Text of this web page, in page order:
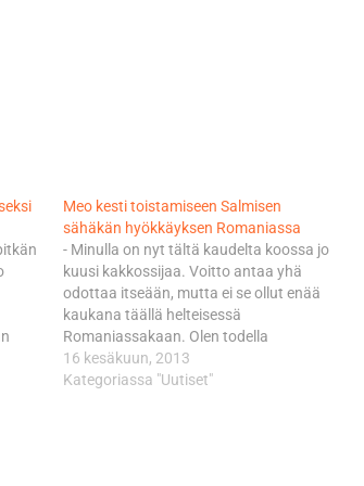
Meo kesti toistamiseen Salmisen
sähäkän hyökkäyksen Romaniassa
- Minulla on nyt tältä kaudelta koossa jo
kuusi kakkossijaa. Voitto antaa yhä
odottaa itseään, mutta ei se ollut enää
kaukana täällä helteisessä
Romaniassakaan. Olen todella
tyytyväinen näihin kahteen päivään. Ajo
ja ajat pysyivät koko ajan hyvällä tasolla
16 kesäkuun, 2013
Kategoriassa "Uutiset"